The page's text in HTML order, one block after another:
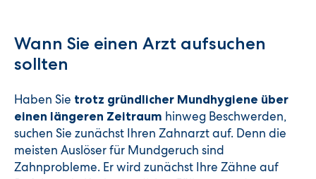
Wann Sie einen Arzt aufsuchen
sollten
Haben Sie trotz gründlicher Mundhygiene über
einen längeren Zeitraum hinweg Beschwerden,
suchen Sie zunächst Ihren Zahnarzt auf. Denn die
meisten Auslöser für Mundgeruch sind
Zahnprobleme. Er wird zunächst Ihre Zähne auf